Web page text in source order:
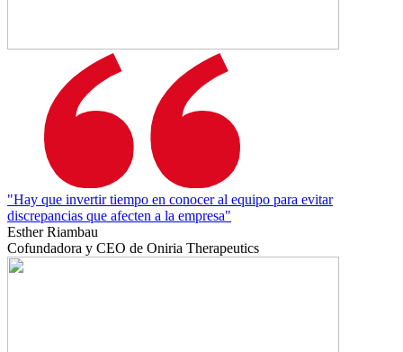
"Hay que invertir tiempo en conocer al equipo para evitar
discrepancias que afecten a la empresa"
Esther Riambau
Cofundadora y CEO de Oniria Therapeutics